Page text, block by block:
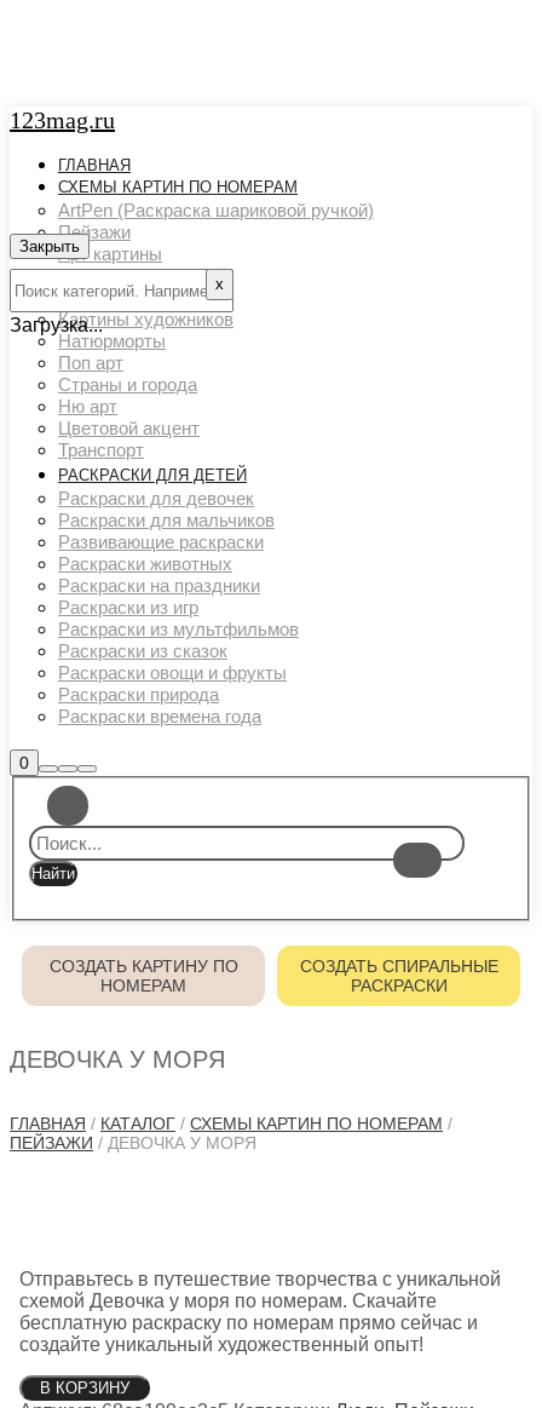
123mag.ru
ГЛАВНАЯ
СХЕМЫ КАРТИН ПО НОМЕРАМ
ArtPen (Раскраска шариковой ручкой)
Пейзажи
Арт картины
Животный мир
Люди
Картины художников
Натюрморты
Поп арт
Страны и города
Ню арт
Цветовой акцент
Транспорт
РАСКРАСКИ ДЛЯ ДЕТЕЙ
Раскраски для девочек
Раскраски для мальчиков
Развивающие раскраски
Раскраски животных
Раскраски на праздники
Раскраски из игр
Раскраски из мультфильмов
Раскраски из сказок
Раскраски овощи и фрукты
Раскраски природа
Раскраски времена года
0Боковая
панель
магазина
Найти
Больше
информации
Главное
меню
СОЗДАТЬ КАРТИНУ ПО
НОМЕРАМ
СОЗДАТЬ СПИРАЛЬНЫЕ
РАСКРАСКИ
ДЕВОЧКА У МОРЯ
ГЛАВНАЯ / КАТАЛОГ / СХЕМЫ КАРТИН ПО НОМЕРАМ /
ПЕЙЗАЖИ / ДЕВОЧКА У МОРЯ
Отправьтесь в путешествие творчества с уникальной
схемой Девочка у моря по номерам. Скачайте
бесплатную раскраску по номерам прямо сейчас и
создайте уникальный художественный опыт!
Количество
В КОРЗИНУ
Закрыть
х
Загрузка...